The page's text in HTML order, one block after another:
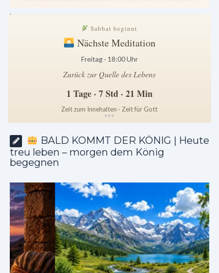
.
Sabbat beginnt
Nächste Meditation
Freitag · 18:00 Uhr
Zurück zur Quelle des Lebens
1 Tage · 7 Std · 21 Min
Zeit zum Innehalten · Zeit für Gott
***
BALD KOMMT DER KÖNIG | Heute
treu leben – morgen dem König
begegnen